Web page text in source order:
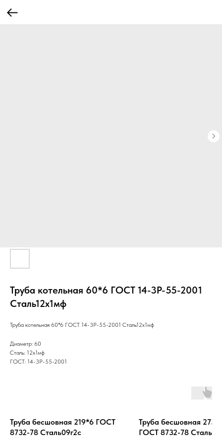
Труба котельная 60*6 ГОСТ 14-3Р-55-2001
Cталь12х1мф
Труба котельная 60*6 ГОСТ 14-3Р-55-2001 Cталь12х1мф
Диаметр: 60
Сталь: 12х1мф
ГОСТ: 14-3Р-55-2001
Труба бесшовная 219*6 ГОСТ
8732-78 Cталь09г2с
Труба бесшовная
ГОСТ 8732-78